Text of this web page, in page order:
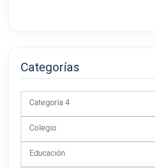
Categorías
Categoría 4
Colegio
Educación